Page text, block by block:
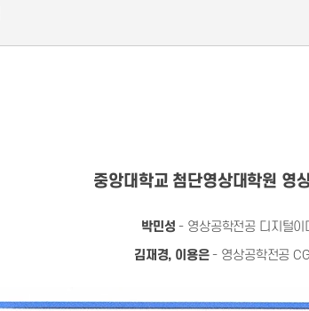
중앙대학교 첨단영상대학원 영
박민성 - 영상공학전공 디지털이
김재경, 이용은- 영상공학전공